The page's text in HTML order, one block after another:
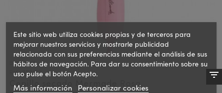
BULLBOAT
Ref.: BB3033
Cepillo secado Mermade Rosa
Este sitio web utiliza cookies propias y de terceros para
mejorar nuestros servicios y mostrarle publicidad
relacionada con sus preferencias mediante el análisis de sus
hábitos de navegación. Para dar su consentimiento sobre su
uso pulse el botón Acepto.
Más información Personalizar cookies